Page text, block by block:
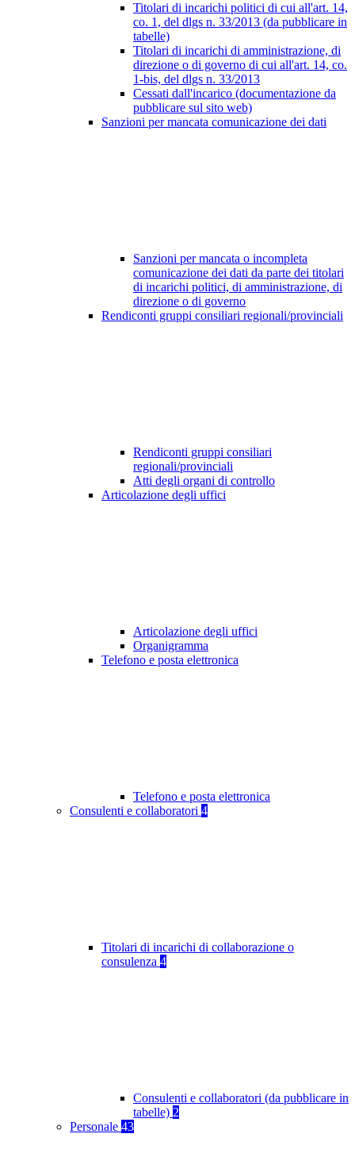
Titolari di incarichi politici di cui all'art. 14,
co. 1, del dlgs n. 33/2013 (da pubblicare in
tabelle)
Titolari di incarichi di amministrazione, di
direzione o di governo di cui all'art. 14, co.
1-bis, del dlgs n. 33/2013
Cessati dall'incarico (documentazione da
pubblicare sul sito web)
Sanzioni per mancata comunicazione dei dati
Sanzioni per mancata o incompleta
comunicazione dei dati da parte dei titolari
di incarichi politici, di amministrazione, di
direzione o di governo
Rendiconti gruppi consiliari regionali/provinciali
Rendiconti gruppi consiliari
regionali/provinciali
Atti degli organi di controllo
Articolazione degli uffici
Articolazione degli uffici
Organigramma
Telefono e posta elettronica
Telefono e posta elettronica
Consulenti e collaboratori 4
Titolari di incarichi di collaborazione o
consulenza 4
Consulenti e collaboratori (da pubblicare in
tabelle) 2
Personale 43